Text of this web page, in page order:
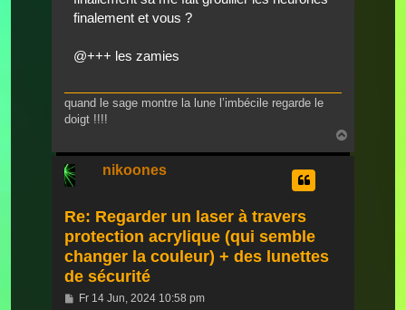
finalement et vous ?
@+++ les zamies
quand le sage montre la lune l’imbécile regarde le
doigt !!!!
oben
nikoones
Re: Regarder un laser à travers
protection acrylique (qui semble
changer la couleur) + des lunettes
de sécurité
Beitrag
Fr 14 Jun, 2024 10:58 pm